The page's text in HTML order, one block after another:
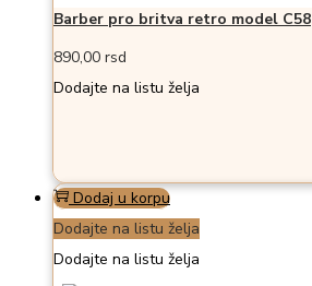
Barber pro britva retro model C58
890,00 rsd
Dodajte na listu želja
Dodaj u korpu
Dodajte na listu želja
Dodajte na listu želja